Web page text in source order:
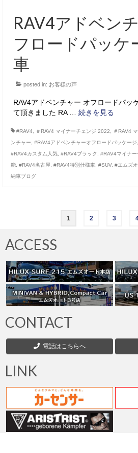
RAV4アドベン
フロードパッケ
車
posted in: お客様の声
RAV4アドベンチャー オフロードパッ
て頂きました RA … 続きを見る
#RAV4 ＃RAV4 マイナーチェンジ 2022 ＃RAV4
ンチャー
#RAV4アドベンチャーオフロードパッケージ
#RAV4カスタム人気 #RAV4ブラック #RAV4マイナー
能 #RAV4名古屋 #RAV4特別仕様車 #SUV, #エムズ
納車ブログ
稿
の
ペ
ー
ジ
送
り
1 2 3
ACCESS
CONTACT
電話はこちらへ
LINK